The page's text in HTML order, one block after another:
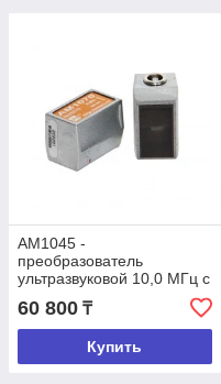
AM1045 -
преобразователь
ультразвуковой 10,0 МГц с
углом ввода 45 градусов
60 800 ₸
Купить